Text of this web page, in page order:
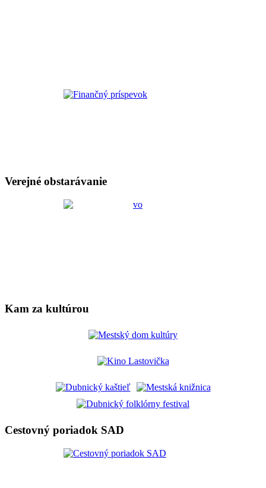
Verejné obstarávanie
Kam za kultúrou
Cestovný poriadok SAD